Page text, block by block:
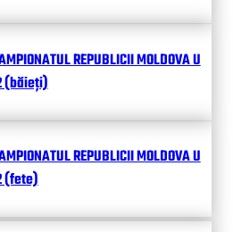
REPUBLICII MOLDOVA U
(băieți)
REPUBLICII MOLDOVA U
(fete)